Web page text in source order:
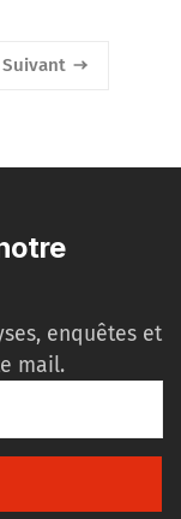
Suivant
enquêtes et
mail.